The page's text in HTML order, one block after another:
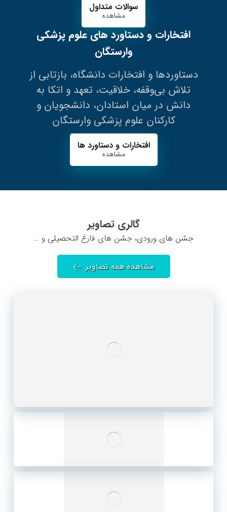
سوالات متداول
مشاهده
افتخارات و دستاورد های علوم پزشکی
وارستگان
دستاوردها و افتخارات دانشگاه، بازتابی از
تلاش بی‌وقفه، خلاقیت، تعهد و اتکا به
دانش در میان استادان، دانشجویان و
کارکنان علوم پزشکی وارستگان
افتخارات و دستاورد ها
مشاهده
گالری تصاویر
جشن های ورودی، جشن های فارغ التحصیلی و …
مشاهده همه تصاویر